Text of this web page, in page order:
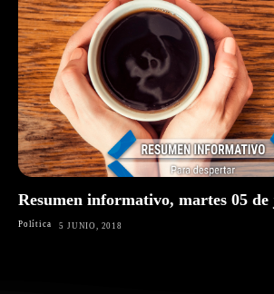
Resumen informativo, martes 05 de
Política 5 JUNIO, 2018